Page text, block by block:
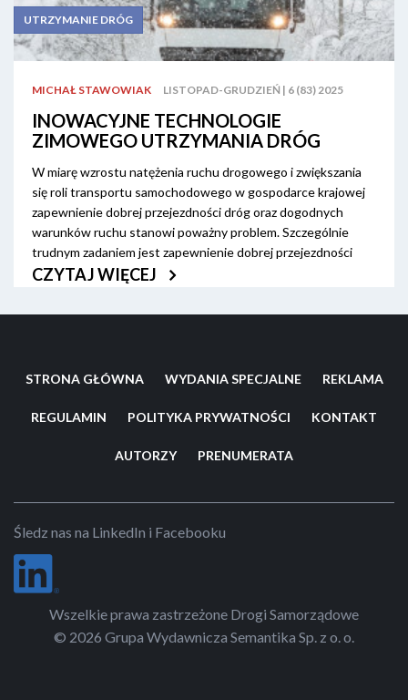
UTRZYMANIE DRÓG
MICHAŁ STAWOWIAK LISTOPAD-GRUDZIEŃ | 6 (83) 2025
INOWACYJNE TECHNOLOGIE
ZIMOWEGO UTRZYMANIA DRÓG
W miarę wzrostu natężenia ruchu drogowego i zwiększania
się roli transportu samochodowego w gospodarce krajowej
zapewnienie dobrej przejezdności dróg oraz dogodnych
warunków ruchu stanowi poważny problem. Szczególnie
trudnym zadaniem jest zapewnienie dobrej przejezdności
dróg w okresie zimowym. Jednak dzięki wdrożeniu
częściej istnieje możliwość uzyskania przejezdności zbliżonej
CZYTAJ WIĘCEJ
STRONA GŁÓWNA WYDANIA SPECJALNE REKLAMA
REGULAMIN POLITYKA PRYWATNOŚCI KONTAKT
AUTORZY PRENUMERATA
Śledz nas na LinkedIn i Facebooku
Wszelkie prawa zastrzeżone Drogi Samorządowe
© 2026 Grupa Wydawnicza Semantika Sp. z o. o.